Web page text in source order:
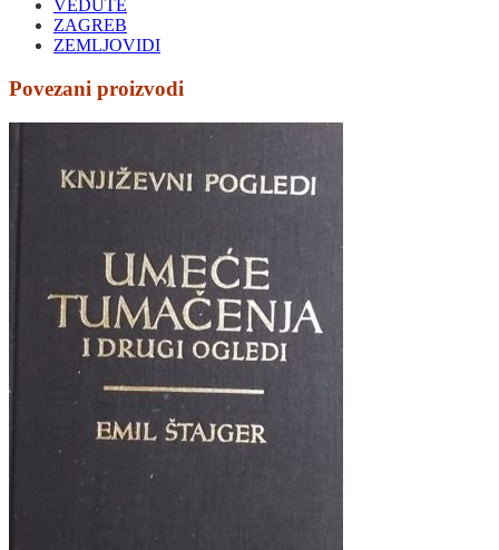
VEDUTE
ZAGREB
ZEMLJOVIDI
Povezani proizvodi